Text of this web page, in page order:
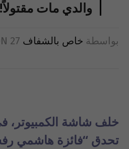
والدي مات
بواسطة خاص بالشفاف 27 ديسمبر 2025
خلف شاشة الكمبيوتر،
تحدق “فائزة هاشمي